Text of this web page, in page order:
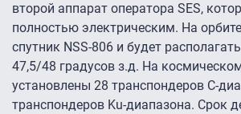
второй аппарат оператора SES,
полностью электрическим. На
спутник NSS-806 и будет
47,5/48 градусов з.д. На
установлены 28 транспондеров C-
транспондеров Ku-диапазона. Срок